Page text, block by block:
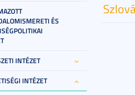
ÉS
INTÉZET
INTÉZET